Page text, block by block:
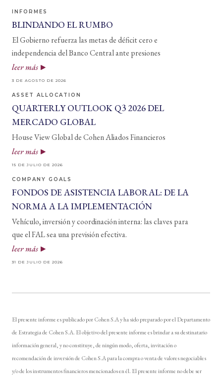
INFORMES
BLINDANDO EL RUMBO
El Gobierno refuerza las metas de déficit cero e
independencia del Banco Central ante presiones
leer más
3 DE AGOSTO DE 2026
ASSET ALLOCATION
QUARTERLY OUTLOOK Q3 2026 DEL
MERCADO GLOBAL
House View Global de Cohen Aliados Financieros
leer más
15 DE JULIO DE 2026
COMPANY GOALS
FONDOS DE ASISTENCIA LABORAL: DE LA
NORMA A LA IMPLEMENTACIÓN
Vehículo, inversión y coordinación interna: las claves para
que el FAL sea una previsión efectiva.
leer más
31 DE JULIO DE 2026
El presente informe es publicado por Cohen S.A y ha sido preparado por el Departamento
de Estrategia de Cohen S.A. El objetivo del presente informe es brindar a su destinatario
información general, y no constituye, de ningún modo, oferta, invitación o
recomendación de inversión de Cohen S.A para la compra o venta de valores negociables
y/o de los instrumentos financieros mencionados en él. El presente informe no debe ser